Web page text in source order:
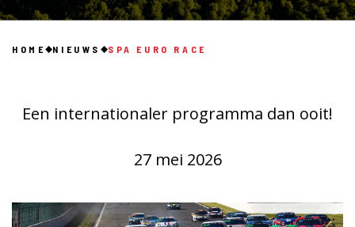
HOME NIEUWS SPA EURO RACE
Een internationaler programma dan ooit!
27 mei 2026